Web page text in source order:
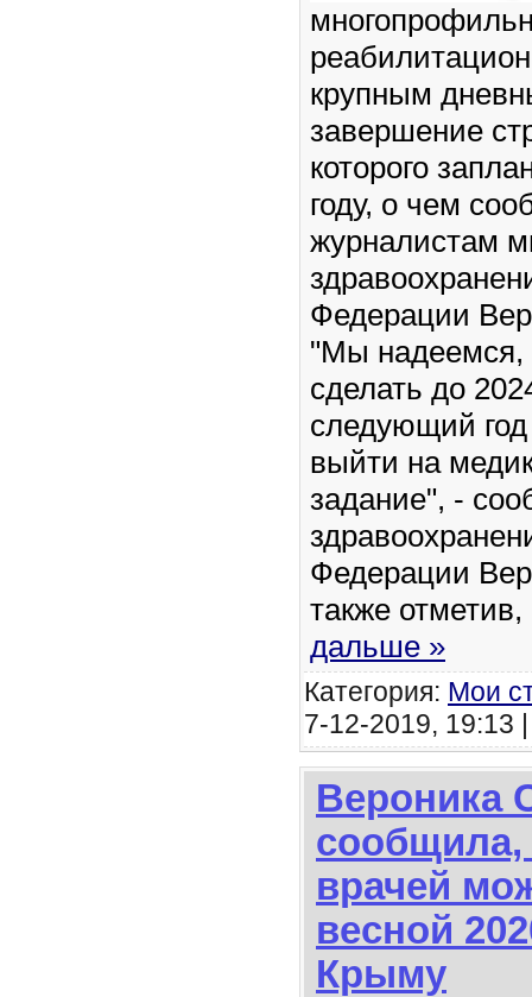
крупным
завершение
которого
году, о чем
журналистам
Федерации
"Мы надеемся,
сделать до
следующий
выйти на
задание", -
Федерации
также
дальше »
Категория: Мои
7-12-2019, 19:13
Вероника
сообщила,
врачей
весной
Крыму